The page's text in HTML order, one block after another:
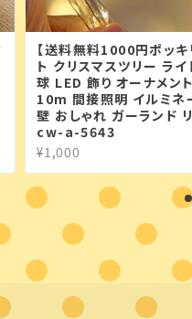
【送料無料1000円ポッキ
ト クリスマスツリー ラ
球 LED 飾り オーナメン
10m 間接照明 イルミネ
壁 おしゃれ ガーランド
cw-a-5643
¥1,000